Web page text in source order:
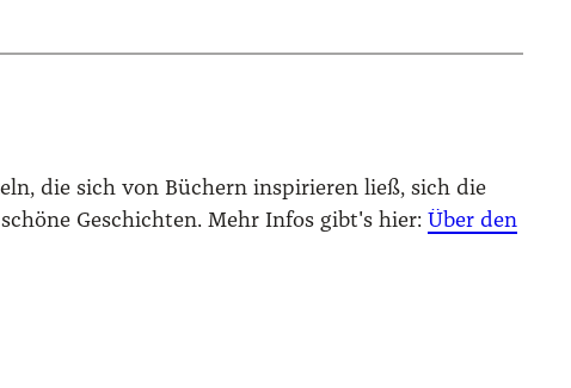
die sich von Büchern inspirieren ließ, sich die
Geschichten. Mehr Infos gibt's hier:Über den